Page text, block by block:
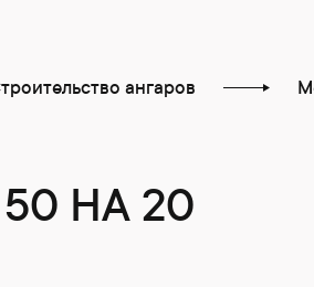
ангаров
НА 20